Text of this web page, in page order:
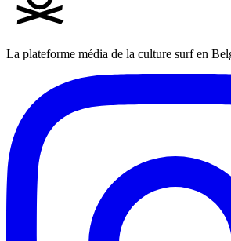
La plateforme média de la culture surf en